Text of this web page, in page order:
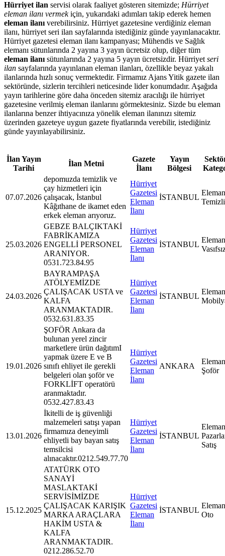
Hürriyet ilan servisi olarak faaliyet gösteren sitemizde; Hürriyet
eleman ilanı vermekiçin, yukarıdaki adımları takip ederek hemen
eleman ilanı verebilirsiniz. Hürriyet gazetesine verdiğiniz eleman
ilanı, hürriyet seri ilan sayfalarında istediğiniz günde yayınlanacaktır.
Hürriyet gazetesi eleman ilanı kampanyası; Mühendis ve Sağlık
elemanı sütunlarında 2 yayına 3 yayın ücretsiz olup, diğer tüm
eleman ilanı sütunlarında 2 yayına 5 yayın ücretsizdir. Hürriyet seri
ilan sayfalarında yayınlanan eleman ilanları, özellikle beyaz yakalı
ilanlarında hızlı sonuç vermektedir. Firmamız Ajans Yitik gazete ilan
sektöründe, sizlerin tercihleri neticesinde lider konumdadır. Aşağıda
yayın tarihlerine göre daha önceden sitemiz aracılığı ile hürriyet
gazetesine verilmiş eleman ilanlarını görmektesiniz. Sizde bu eleman
ilanlarına benzer ihtiyacınıza yönelik eleman ilanınızı sitemiz
üzerinden gazeteye uygun gazete fiyatlarında verebilir, istediğiniz
günde yayınlayabilirsiniz.
İlan Yayın
Tarihi
İlan Metni
Gazete
İlanı
Yayın
Bölgesi
07.07.2026
depomuzda temizlik ve
çay hizmetleri için
çalışacak, İstanbul
Kâğıthane de ikamet eden
erkek eleman arıyoruz.
Hürriyet
Gazetesi
Eleman
İlanı
İSTANBUL
25.03.2026
GEBZE BALÇIKTAKİ
FABRİKAMIZA
ENGELLİ PERSONEL
ARANIYOR.
0531.723.84.95
Hürriyet
Gazetesi
Eleman
İlanı
İSTANBUL
24.03.2026
BAYRAMPAŞA
ATÖLYEMİZDE
ÇALIŞACAK USTA ve
KALFA
ARANMAKTADIR.
0532.631.83.35
Hürriyet
Gazetesi
Eleman
İlanı
İSTANBUL
19.01.2026
ŞOFÖR Ankara da
bulunan yerel zincir
marketlere ürün dağıtımI
yapmak üzere E ve B
sınıfı ehliyet ile gerekli
belgeleri olan şoför ve
FORKLİFT operatörü
aranmaktadır.
0532.427.83.43
Hürriyet
Gazetesi
Eleman
İlanı
ANKARA
Şoför
13.01.2026
İkitelli de iş güvenliği
malzemeleri satışı yapan
firmamıza deneyimli
ehliyetli bay bayan satış
temsilcisi
alınacaktır.0212.549.77.70
Hürriyet
Gazetesi
Eleman
İlanı
İSTANBUL
Satış
15.12.2025
ATATÜRK OTO
SANAYİ
MASLAKTAKİ
SERVİSİMİZDE
ÇALIŞACAK KARIŞIK
MARKA ARAÇLARA
HAKİM USTA &
KALFA
ARANMAKTADIR.
0212.286.52.70
Hürriyet
Gazetesi
Eleman
İlanı
İSTANBUL
Oto